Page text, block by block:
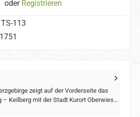
oder Registrieren
TS-113
zeigt auf der Vorderseite das
– Keilberg mit der Stadt Kurort Oberwies…